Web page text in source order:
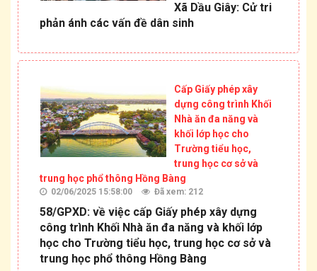
Xã Dầu Giây: Cử tri
phản ánh các vấn đề dân sinh
Cấp Giấy phép xây
dựng công trình Khối
Nhà ăn đa năng và
khối lớp học cho
Trường tiểu học,
trung học cơ sở và
trung học phổ thông Hồng Bàng
02/06/2025 15:58:00 Đã xem: 212
58/GPXD: về việc cấp Giấy phép xây dựng
công trình Khối Nhà ăn đa năng và khối lớp
học cho Trường tiểu học, trung học cơ sở và
trung học phổ thông Hồng Bàng